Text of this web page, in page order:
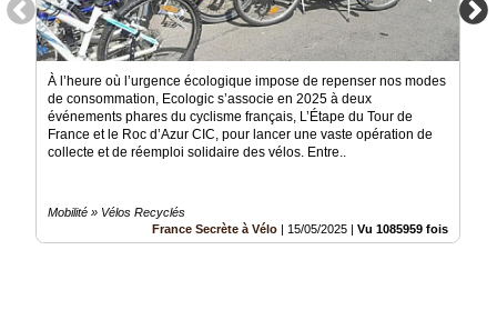
À l’heure où l’urgence écologique impose de repenser nos modes
de consommation, Ecologic s’associe en 2025 à deux
événements phares du cyclisme français, L’Étape du Tour de
France et le Roc d’Azur CIC, pour lancer une vaste opération de
collecte et de réemploi solidaire des vélos. Entre..
Mobilité » Vélos Recyclés
France Secrète à Vélo | 15/05/2025 | Vu 1085959 fois